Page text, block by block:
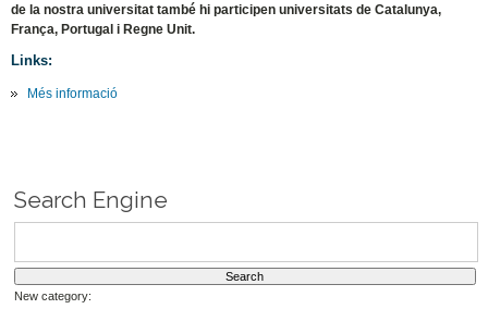
de la nostra universitat també hi participen universitats de Catalunya,
França, Portugal i Regne Unit.
Links:
Més informació
Search Engine
New category: